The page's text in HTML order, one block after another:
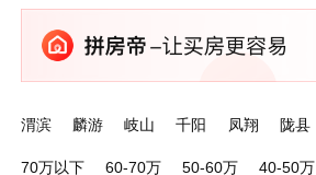
渭滨 麟游 岐山 千阳 凤翔 陇县
70万以下
60-70万 50-60万 40-50万